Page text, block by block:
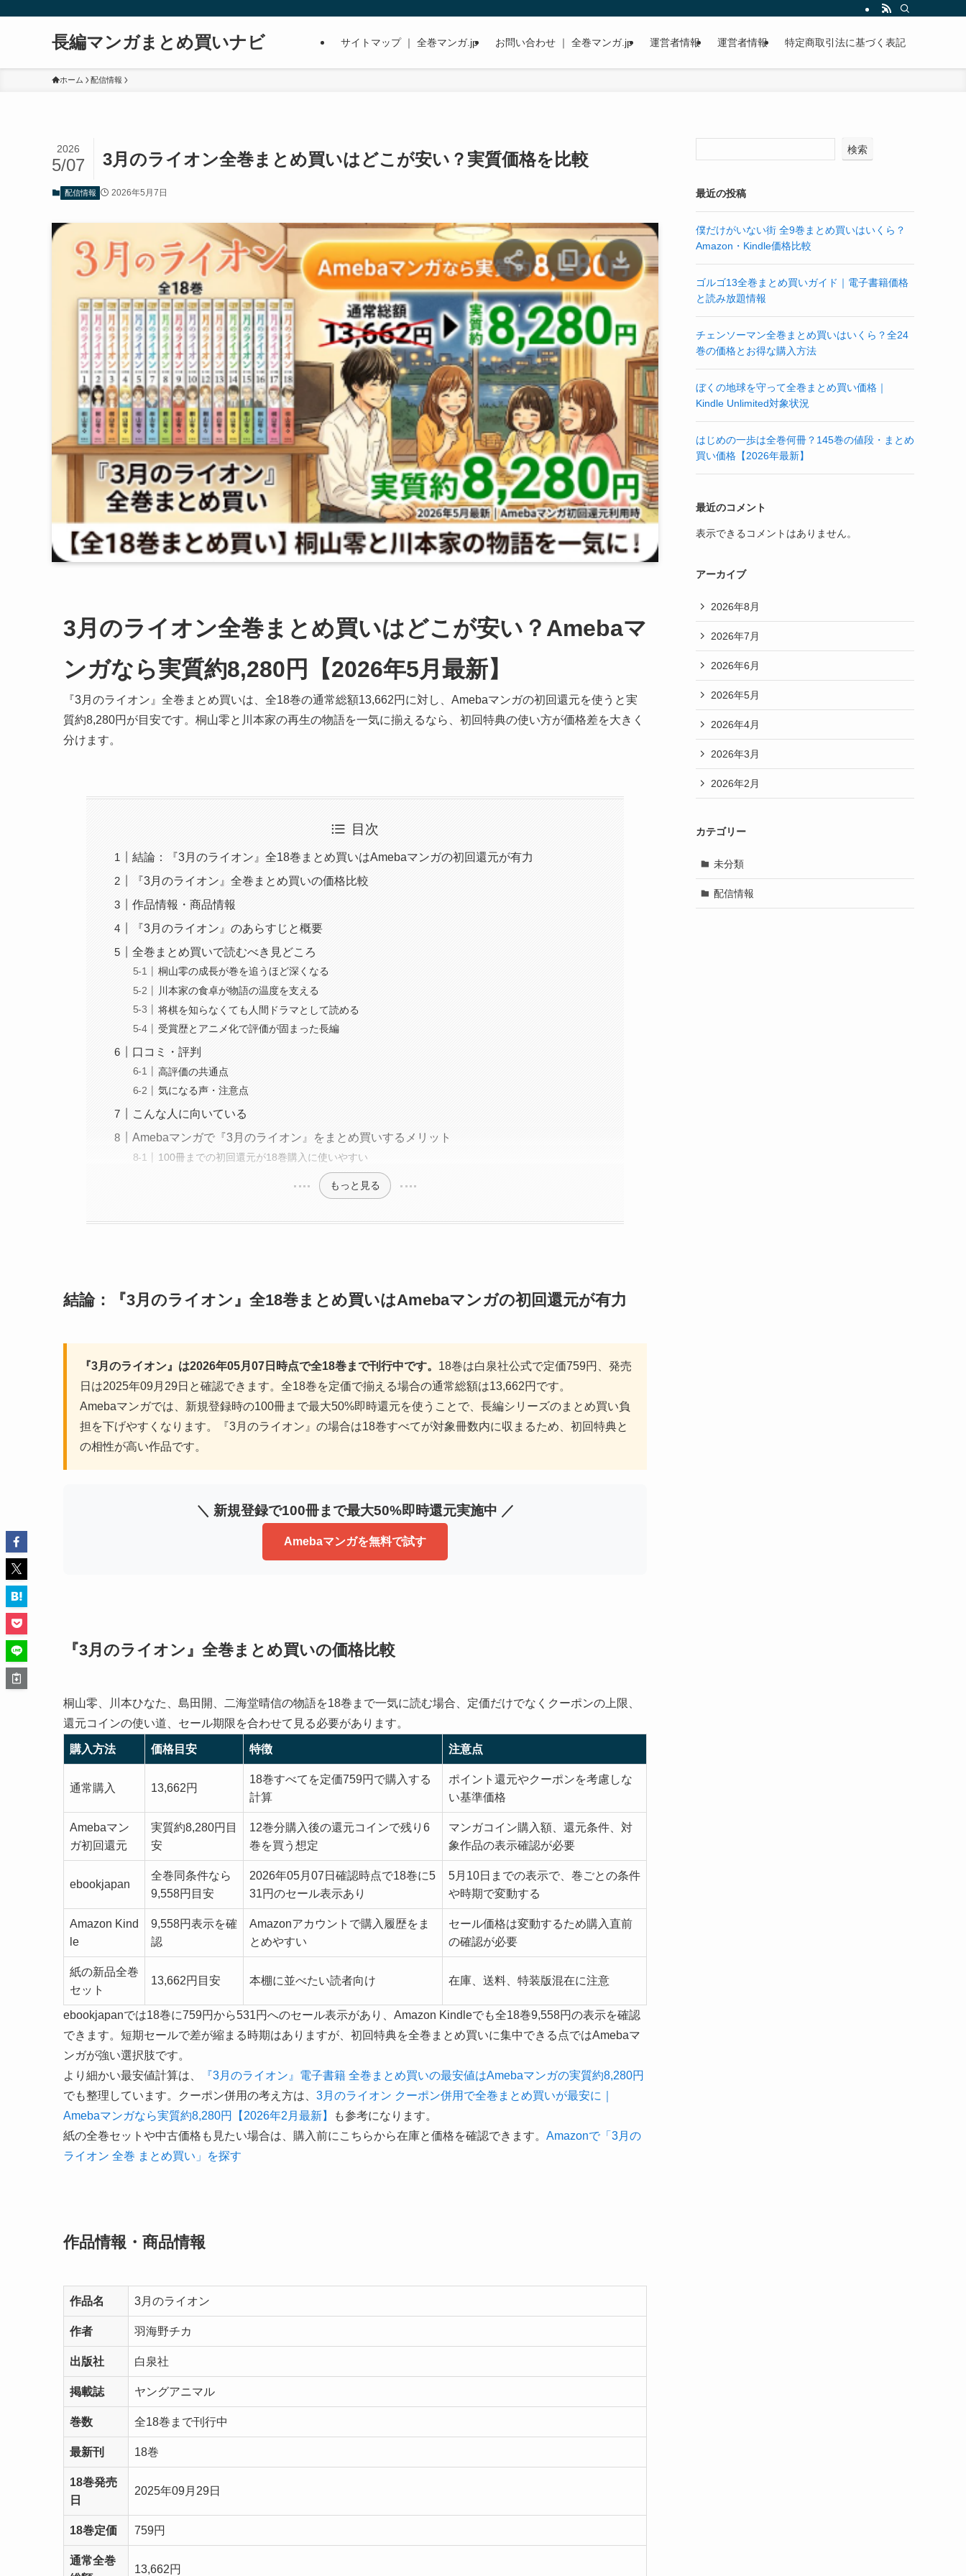
長編マンガまとめ買いナビ サイトマップ ｜ 全巻マンガ.jp お問い合わせ ｜ 全巻マンガ.jp 運営者情報 運営者情報 特定商取引法に基づく表記
ホーム 配信情報
3月のライオン全巻まとめ買いはどこが安い？実質価格を比較
2026
5/07
配信情報 2026年5月7日
3月のライオン全巻まとめ買いはどこが安い？Amebaマ
ンガなら実質約8,280円【2026年5月最新】
『3月のライオン』全巻まとめ買いは、全18巻の通常総額13,662円に対し、Amebaマンガの初回還元を使うと実
質約8,280円が目安です。桐山零と川本家の再生の物語を一気に揃えるなら、初回特典の使い方が価格差を大きく
分けます。
目次
結論：『3月のライオン』全18巻まとめ買いはAmebaマンガの初回還元が有力
『3月のライオン』全巻まとめ買いの価格比較
作品情報・商品情報
『3月のライオン』のあらすじと概要
全巻まとめ買いで読むべき見どころ
桐山零の成長が巻を追うほど深くなる
川本家の食卓が物語の温度を支える
将棋を知らなくても人間ドラマとして読める
受賞歴とアニメ化で評価が固まった長編
口コミ・評判
高評価の共通点
気になる声・注意点
こんな人に向いている
Amebaマンガで『3月のライオン』をまとめ買いするメリット
100冊までの初回還元が18巻購入に使いやすい
もっと見る
結論：『3月のライオン』全18巻まとめ買いはAmebaマンガの初回還元が有力
『3月のライオン』は2026年05月07日時点で全18巻まで刊行中です。 18巻は白泉社公式で定価759円、発売
日は2025年09月29日と確認できます。全18巻を定価で揃える場合の通常総額は13,662円です。
Amebaマンガでは、新規登録時の100冊まで最大50%即時還元を使うことで、長編シリーズのまとめ買い負
担を下げやすくなります。『3月のライオン』の場合は18巻すべてが対象冊数内に収まるため、初回特典と
の相性が高い作品です。
＼ 新規登録で100冊まで最大50%即時還元実施中 ／
Amebaマンガを無料で試す
『3月のライオン』全巻まとめ買いの価格比較
桐山零、川本ひなた、島田開、二海堂晴信の物語を18巻まで一気に読む場合、定価だけでなくクーポンの上限、
還元コインの使い道、セール期限を合わせて見る必要があります。
購入方法 価格目安 特徴 注意点
通常購入 13,662円
18巻すべてを定価759円で購入する
計算
ポイント還元やクーポンを考慮しな
い基準価格
Amebaマン
ガ初回還元
実質約8,280円目
安
12巻分購入後の還元コインで残り6
巻を買う想定
マンガコイン購入額、還元条件、対
象作品の表示確認が必要
ebookjapan
全巻同条件なら
9,558円目安
2026年05月07日確認時点で18巻に5
31円のセール表示あり
5月10日までの表示で、巻ごとの条件
や時期で変動する
Amazon Kind
le
9,558円表示を確
認
Amazonアカウントで購入履歴をま
とめやすい
セール価格は変動するため購入直前
の確認が必要
紙の新品全巻
セット
13,662円目安 本棚に並べたい読者向け 在庫、送料、特装版混在に注意
ebookjapanでは18巻に759円から531円へのセール表示があり、Amazon Kindleでも全18巻9,558円の表示を確認
できます。短期セールで差が縮まる時期はありますが、初回特典を全巻まとめ買いに集中できる点ではAmebaマ
ンガが強い選択肢です。
より細かい最安値計算は、
『3月のライオン』電子書籍 全巻まとめ買いの最安値はAmebaマンガの実質約8,280円
でも整理しています。クーポン併用の考え方は、 3月のライオン クーポン併用で全巻まとめ買いが最安に｜
Amebaマンガなら実質約8,280円【2026年2月最新】
も参考になります。
紙の全巻セットや中古価格も見たい場合は、購入前にこちらから在庫と価格を確認できます。 Amazonで「3月の
ライオン 全巻 まとめ買い」を探す
作品情報・商品情報
作品名 3月のライオン
作者 羽海野チカ
出版社 白泉社
掲載誌 ヤングアニマル
巻数 全18巻まで刊行中
最新刊 18巻
18巻発売
日
2025年09月29日
18巻定価 759円
通常全巻
13,662円
検索
最近の投稿
僕だけがいない街 全9巻まとめ買いはいくら？
Amazon・Kindle価格比較
ゴルゴ13全巻まとめ買いガイド｜電子書籍価格
と読み放題情報
チェンソーマン全巻まとめ買いはいくら？全24
巻の価格とお得な購入方法
ぼくの地球を守って全巻まとめ買い価格｜
Kindle Unlimited対象状況
はじめの一歩は全巻何冊？145巻の値段・まとめ
買い価格【2026年最新】
最近のコメント
表示できるコメントはありません。
アーカイブ
2026年8月
2026年7月
2026年6月
2026年5月
2026年4月
2026年3月
2026年2月
カテゴリー
未分類
配信情報